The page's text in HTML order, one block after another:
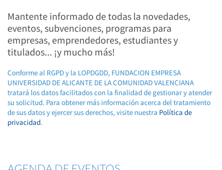
Mantente informado de todas la novedades,
eventos, subvenciones, programas para
empresas, emprendedores, estudiantes y
titulados... ¡y mucho más!
Conforme al RGPD y la LOPDGDD, FUNDACION EMPRESA
UNIVERSIDAD DE ALICANTE DE LA COMUNIDAD VALENCIANA
tratará los datos facilitados con la finalidad de gestionar y atender
su solicitud. Para obtener más información acerca del tratamiento
de sus datos y ejercer sus derechos, visite nuestra Política de
privacidad.